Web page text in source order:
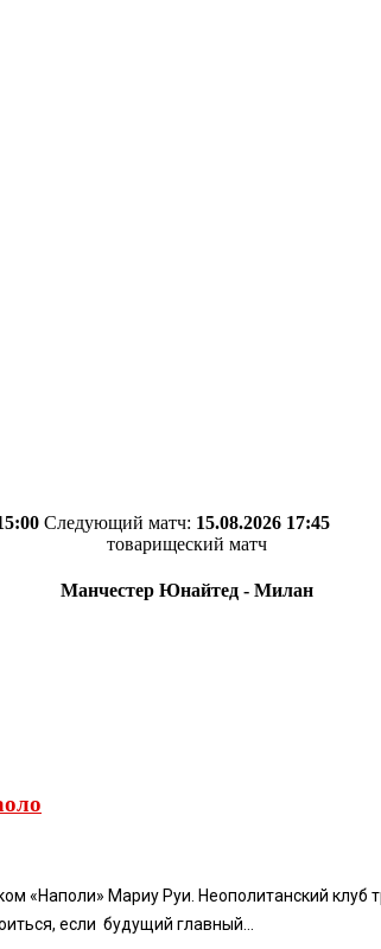
Следующий матч: 15.08.2026 17:45
товарищеский матч
Манчестер Юнайтед - Милан
«Наполи» Мариу Руи. Неополитанский клуб
если будущий главный...